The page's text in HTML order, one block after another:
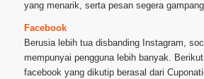
yang menarik, serta pesan segera
Facebook
Berusia lebih tua disbanding Instagram,
mempunyai pengguna lebih banyak.
facebook yang dikutip berasal dari